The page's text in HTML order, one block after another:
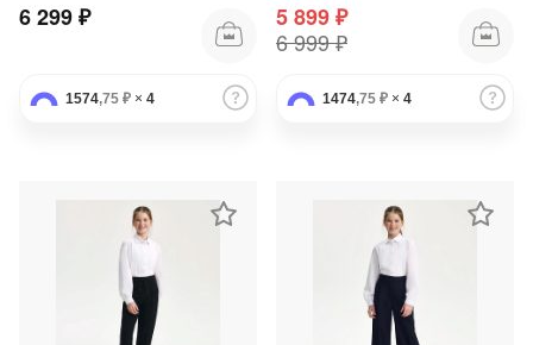
6 299 ₽
1574,75 ₽ × 4
5 899 ₽
6 999 ₽
1474,75 ₽ × 4